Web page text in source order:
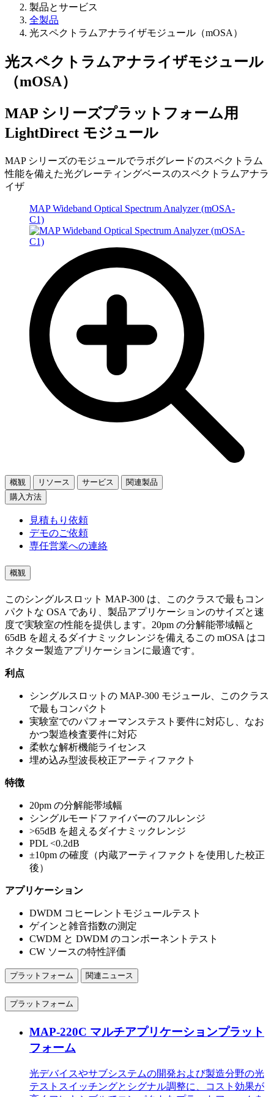
製品とサービス
全製品
光スペクトラムアナライザモジュール（mOSA）
光スペクトラムアナライザモジュール
（mOSA）
MAP シリーズプラットフォーム用
LightDirect モジュール
MAP シリーズのモジュールでラボグレードのスペクトラム
性能を備えた光グレーティングベースのスペクトラムアナラ
イザ
MAP Wideband Optical Spectrum Analyzer (mOSA-
C1)
概観 リソース サービス
関連製品
購入方法
見積もり依頼
デモのご依頼
専任営業への連絡
概観
このシングルスロット MAP-300 は、このクラスで最もコン
パクトな OSA であり、製品アプリケーションのサイズと速
度で実験室の性能を提供します。20pm の分解能帯域幅と
65dB を超えるダイナミックレンジを備えるこの mOSA はコ
ネクター製造アプリケーションに最適です。
利点
シングルスロットの MAP-300 モジュール、このクラス
で最もコンパクト
実験室でのパフォーマンステスト要件に対応し、なお
かつ製造検査要件に対応
柔軟な解析機能ライセンス
埋め込み型波長校正アーティファクト
特徴
20pm の分解能帯域幅
シングルモードファイバーのフルレンジ
>65dB を超えるダイナミックレンジ
PDL <0.2dB
±10pm の確度（内蔵アーティファクトを使用した校正
後）
アプリケーション
DWDM コヒーレントモジュールテスト
ゲインと雑音指数の測定
CWDM と DWDM のコンポーネントテスト
CW ソースの特性評価
プラットフォーム 関連ニュース
プラットフォーム
MAP-220C マルチアプリケーションプラット
フォーム
光デバイスやサブシステムの開発および製造分野の光
テストスイッチングとシグナル調整に、コスト効果が